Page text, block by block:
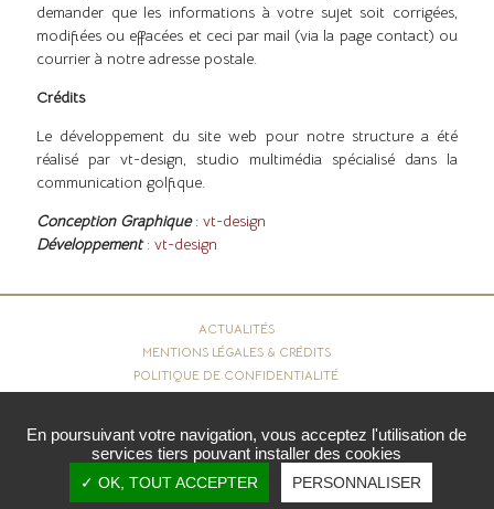
demander que les informations à votre sujet soit corrigées,
modifiées ou effacées et ceci par mail (via la page contact) ou
courrier à notre adresse postale.
Crédits
Le développement du site web pour notre structure a été
réalisé par vt-design, studio multimédia spécialisé dans la
communication golfique.
Conception Graphique: vt-design
Développement: vt-design
ACTUALITÉS
MENTIONS LÉGALES & CRÉDITS
POLITIQUE DE CONFIDENTIALITÉ
Copyright © 2026 - Royal Waterloo Golf Club. Tous droits
réservés.
En poursuivant votre navigation, vous acceptez l'utilisation de
services tiers pouvant installer des cookies
✓ OK, TOUT ACCEPTER PERSONNALISER